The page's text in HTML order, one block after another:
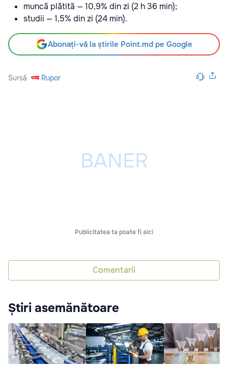
muncă plătită — 10,9% din zi (2 h 36 min);
studii — 1,5% din zi (24 min).
Abonați-vă la știrile Point.md pe Google
Sursă Rupor
Publicitatea ta poate fi aici
Comentarii
Știri asemănătoare